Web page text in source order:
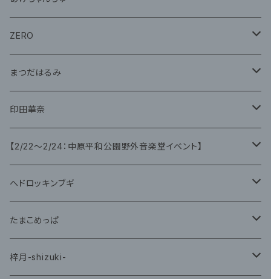
グッズ
グッズ
ZERO
グッズ
CD
まつだはるみ
CD
グッズ
印田華奈
グッズ
【2/22〜2/24：中原平和公園野外音楽堂イベント】
藤咲ゆみ
ヘドロッキンブギ
CD
たまこめっぱ
グッズ
梓月-shizuki-